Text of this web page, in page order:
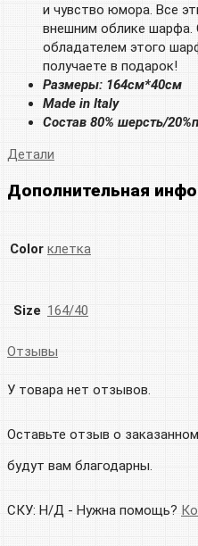
и чувство юмора. Все
внешним облике шарфа.
обладателем этого
получаете в подарок!
Размеры: 164см*40см
Made in Italy
Состав 80% шерсть/
Детали
Дополнительная
Color клетка
Size 164/40
Отзывы
У товара нет отзывов.
Оставьте отзыв о
будут вам благодарны.
СКУ: Н/Д - Нужна помощь?